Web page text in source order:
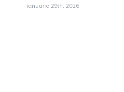
ianuarie 29th, 2026